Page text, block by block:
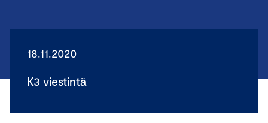
18.11.2020
K3 viestintä